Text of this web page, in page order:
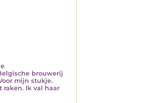
brouwerij
mijn stukje.
Ik val haar